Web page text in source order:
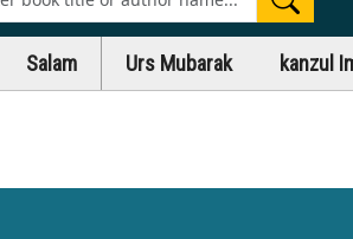
Salam Urs Mubarak kanzul